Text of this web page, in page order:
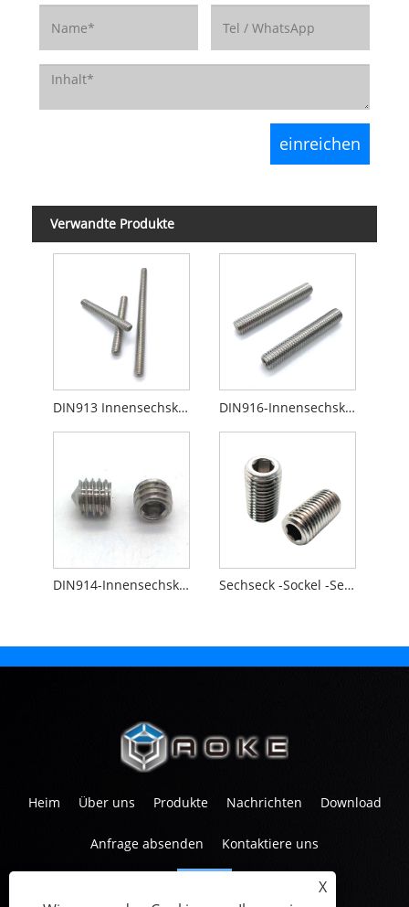
Verwandte Produkte
DIN913 Innensechskantschraube Madenschraube mit flacher Spitze DIN916-Innensechskantschrauben mit Ringschneide
DIN914-Innensechskantschrauben mit Kegelspitze Sechseck -Sockel -Setschraube
Heim Über uns Produkte Nachrichten Download
Anfrage absenden Kontaktiere uns
X